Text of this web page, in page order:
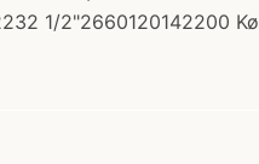
1/2"2660120142200